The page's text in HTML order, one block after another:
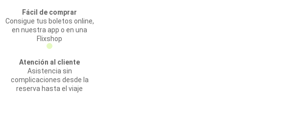
Fácil de comprar
Consigue tus boletos online,
en nuestra app o en una
Flixshop
Atención al cliente
Asistencia sin
complicaciones desde la
reserva hasta el viaje